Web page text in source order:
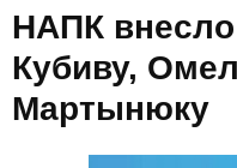
НАПК
Кубиву,
Мартынюку